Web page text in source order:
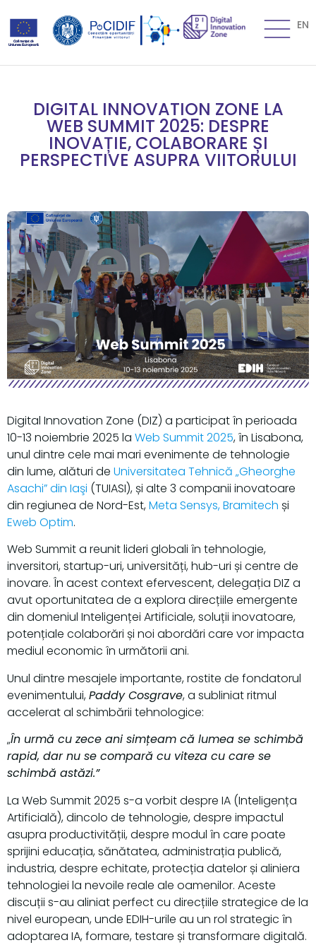
EN
DIGITAL INNOVATION ZONE LA
WEB SUMMIT 2025: DESPRE
INOVAȚIE, COLABORARE ȘI
PERSPECTIVE ASUPRA VIITORULUI
Digital Innovation Zone (DIZ) a participat în perioada
10-13 noiembrie 2025 la Web Summit 2025, în Lisabona,
unul dintre cele mai mari evenimente de tehnologie
din lume, alături de Universitatea Tehnică „Gheorghe
Asachi” din Iaşi (TUIASI), și alte 3 companii inovatoare
din regiunea de Nord-Est,Meta Sensys,Bramitech și
Eweb Optim.
Web Summit a reunit lideri globali în tehnologie,
inversitori, startup-uri, universități, hub-uri și centre de
inovare. În acest context efervescent, delegația DIZ a
avut oportunitatea de a explora direcțiile emergente
din domeniul Inteligenței Artificiale, soluții inovatoare,
potențiale colaborări și noi abordări care vor impacta
mediul economic în următorii ani.
Unul dintre mesajele importante, rostite de fondatorul
evenimentului,Paddy Cosgrave, a subliniat ritmul
accelerat al schimbării tehnologice:
„În urmă cu zece ani simțeam că lumea se schimbă
rapid, dar nu se compară cu viteza cu care se
schimbă astăzi.”
La Web Summit 2025 s-a vorbit despre IA (Inteligența
Artificială), dincolo de tehnologie, despre impactul
asupra productivității, despre modul în care poate
sprijini educația, sănătatea, administrația publică,
industria, despre echitate, protecția datelor și aliniera
tehnologiei la nevoile reale ale oamenilor. Aceste
discuții s-au aliniat perfect cu direcțiile strategice de la
nivel european, unde EDIH-urile au un rol strategic în
adoptarea IA, formare, testare și transformare digitală.